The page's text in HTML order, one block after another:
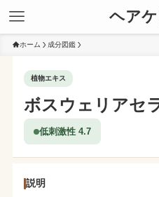
ヘア
ホーム 成分図鑑
植物エキス
ボスウェリアセ
低刺激性 4.7
説明